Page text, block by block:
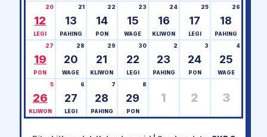
12
20
LEGI
13
21
PAHING
14
22
PON
15
23
WAGE
16
24
KLIWON
17
25
LEGI
18
26
PAHING
19
27
PON
20
28
WAGE
21
29
KLIWON
22
30
LEGI
23
2
PAHING
24
3
PON
25
4
WAGE
26
5
KLIWON
27
6
LEGI
28
7
PAHING
29
8
PON
1 2 3